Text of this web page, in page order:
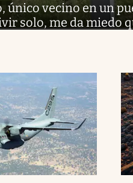
único vecino en un
solo, me da miedo